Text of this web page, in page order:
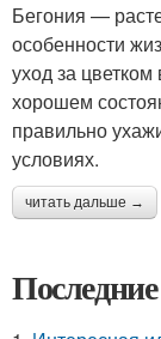
Бегония —
особенности
уход за
хорошем
правильно
условиях.
читать дальше →